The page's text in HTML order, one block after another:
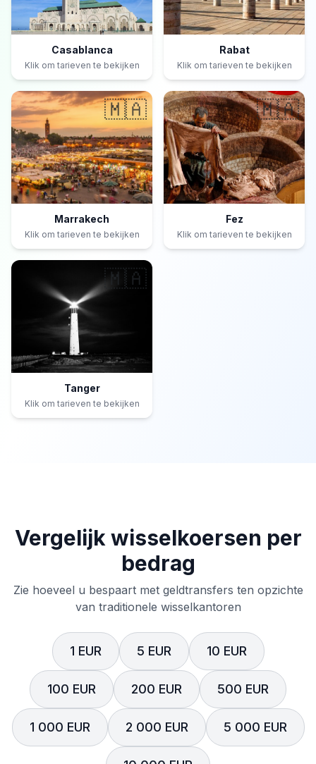
Casablanca
Klik om tarieven te bekijken
Rabat
Klik om tarieven te bekijken
🇲🇦
Marrakech
Klik om tarieven te bekijken
🇲🇦
Fez
Klik om tarieven te bekijken
🇲🇦
Tanger
Klik om tarieven te bekijken
Vergelijk wisselkoersen per
bedrag
Zie hoeveel u bespaart met geldtransfers ten opzichte
van traditionele wisselkantoren
1 EUR 5 EUR 10 EUR
100 EUR 200 EUR 500 EUR
1 000 EUR 2 000 EUR 5 000 EUR